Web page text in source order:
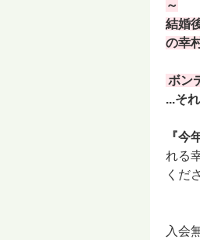
～
結婚
の幸
ボン
...そ
『今
れる
くだ
入会